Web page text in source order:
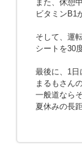
また、休憩
ビタミンB1
そして、運
シートを30
最後に、1日
まるもさん
一般道なら
夏休みの長